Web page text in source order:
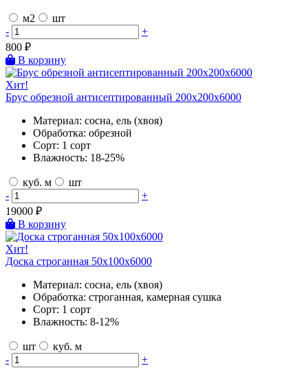
м2
шт
-
+
800 ₽
В корзину
Хит!
Брус обрезной антисептированный 200х200х6000
Материал: сосна, ель (хвоя)
Обработка: обрезной
Сорт: 1 сорт
Влажность: 18-25%
куб. м
шт
-
+
19000 ₽
В корзину
Хит!
Доска строганная 50х100х6000
Материал: сосна, ель (хвоя)
Обработка: строганная, камерная сушка
Сорт: 1 сорт
Влажность: 8-12%
шт
куб. м
-
+